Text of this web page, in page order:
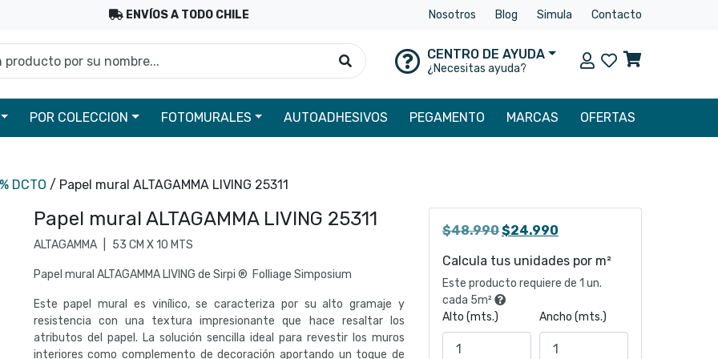
ENVÍOS A TODO CHILE Nosotros Blog Simula Contacto
por su nombre... Buscar CENTRO DE AYUDA
¿Necesitas ayuda?
Mi cuenta
POR COLECCION FOTOMURALES AUTOADHESIVOS PEGAMENTO MARCAS OFERTAS
DCTO / Papel mural ALTAGAMMA LIVING 25311
Papel mural ALTAGAMMA LIVING 25311
ALTAGAMMA 53 CM X 10 MTS
Papel mural ALTAGAMMA LIVING de Sirpi ® Folliage Simposium
Este papel mural es vinílico, se caracteriza por su alto gramaje y
resistencia con una textura impresionante que hace resaltar los
atributos del papel. La solución sencilla ideal para revestir los muros
interiores como complemento de decoración aportando un toque de
$48.990El
original
era:
$48.990.
$24.990El
actual
es:
Calcula tus unidades por m²
Este producto requiere de 1 un.
cada 5m²
Alto (mts.)
Ancho (mts.)